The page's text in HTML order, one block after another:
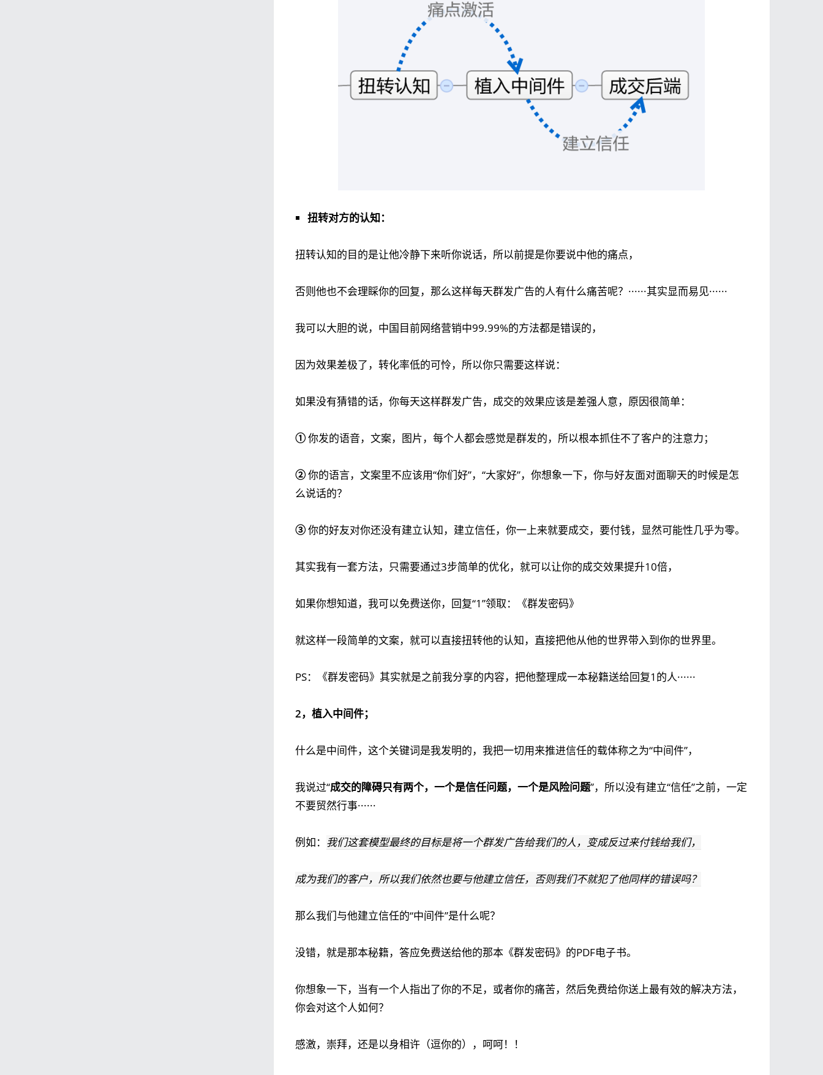
扭转对方的认知：
扭转认知的目的是让他冷静下来听你说话，所以前提是你要说中他的痛点，
否则他也不会理睬你的回复，那么这样每天群发广告的人有什么痛苦呢？······其实显而易见······
我可以大胆的说，中国目前网络营销中99.99%的方法都是错误的，
因为效果差极了，转化率低的可怜，所以你只需要这样说：
如果没有猜错的话，你每天这样群发广告，成交的效果应该是差强人意，原因很简单：
①你发的语音，文案，图片，每个人都会感觉是群发的，所以根本抓住不了客户的注意力；
②你的语言，文案里不应该用“你们好”，“大家好”，你想象一下，你与好友面对面聊天的时候是怎
么说话的？
③你的好友对你还没有建立认知，建立信任，你一上来就要成交，要付钱，显然可能性几乎为零。
其实我有一套方法，只需要通过3步简单的优化，就可以让你的成交效果提升10倍，
如果你想知道，我可以免费送你，回复“1”领取：《群发密码》
就这样一段简单的文案，就可以直接扭转他的认知，直接把他从他的世界带入到你的世界里。
PS：《群发密码》其实就是之前我分享的内容，把他整理成一本秘籍送给回复1的人······
2，植入中间件；
什么是中间件，这个关键词是我发明的，我把一切用来推进信任的载体称之为“中间件”，
我说过“成交的障碍只有两个，一个是信任问题，一个是风险问题”，所以没有建立“信任”之前，一定
不要贸然行事······
例如： 我们这套模型最终的目标是将一个群发广告给我们的人，变成反过来付钱给我们，
成为我们的客户，所以我们依然也要与他建立信任，否则我们不就犯了他同样的错误吗？
那么我们与他建立信任的“中间件”是什么呢？
没错，就是那本秘籍，答应免费送给他的那本《群发密码》的PDF电子书。
你想象一下，当有一个人指出了你的不足，或者你的痛苦，然后免费给你送上最有效的解决方法，
你会对这个人如何？
感激，崇拜，还是以身相许（逗你的），呵呵！！